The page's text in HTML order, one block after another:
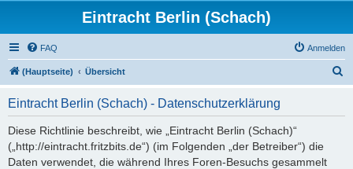
Eintracht Berlin (Schach)
FAQ Anmelden
(Hauptseite) Übersicht
Eintracht Berlin (Schach) - Datenschutzerklärung
Diese Richtlinie beschreibt, wie „Eintracht Berlin (Schach)“
(„http://eintracht.fritzbits.de“) (im Folgenden „der Betreiber“) die
Daten verwendet, die während Ihres Foren-Besuchs gesammelt